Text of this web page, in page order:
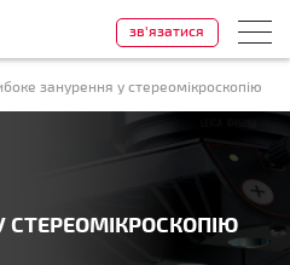
занурення у стереомікроскопію
СТЕРЕОМІКРОСКОПІЮ
зв'язатися